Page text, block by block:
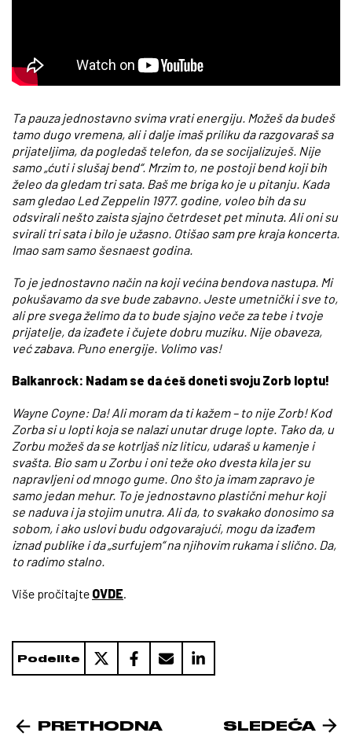
Ta pauza jednostavno svima vrati energiju. Možeš da budeš
tamo dugo vremena, ali i dalje imaš priliku da razgovaraš sa
prijateljima, da pogledaš telefon, da se socijalizuješ. Nije
samo „ćuti i slušaj bend“. Mrzim to, ne postoji bend koji bih
želeo da gledam tri sata. Baš me briga ko je u pitanju. Kada
sam gledao Led Zeppelin 1977. godine, voleo bih da su
odsvirali nešto zaista sjajno četrdeset pet minuta. Ali oni su
svirali tri sata i bilo je užasno. Otišao sam pre kraja koncerta.
Imao sam samo šesnaest godina.
To je jednostavno način na koji većina bendova nastupa. Mi
pokušavamo da sve bude zabavno. Jeste umetnički i sve to,
ali pre svega želimo da to bude sjajno veče za tebe i tvoje
prijatelje, da izađete i čujete dobru muziku. Nije obaveza,
već zabava. Puno energije. Volimo vas!
Balkanrock: Nadam se da ćeš doneti svoju Zorb loptu!
Wayne Coyne: Da! Ali moram da ti kažem – to nije Zorb! Kod
Zorba si u lopti koja se nalazi unutar druge lopte. Tako da, u
Zorbu možeš da se kotrljaš niz liticu, udaraš u kamenje i
svašta. Bio sam u Zorbu i oni teže oko dvesta kila jer su
napravljeni od mnogo gume. Ono što ja imam zapravo je
samo jedan mehur. To je jednostavno plastični mehur koji
se naduva i ja stojim unutra. Ali da, to svakako donosimo sa
sobom, i ako uslovi budu odgovarajući, mogu da izađem
iznad publike i da „surfujem“ na njihovim rukama i slično. Da,
to radimo stalno.
Više pročitajte OVDE.
Podelite
PRETHODNA SLEDEĆA